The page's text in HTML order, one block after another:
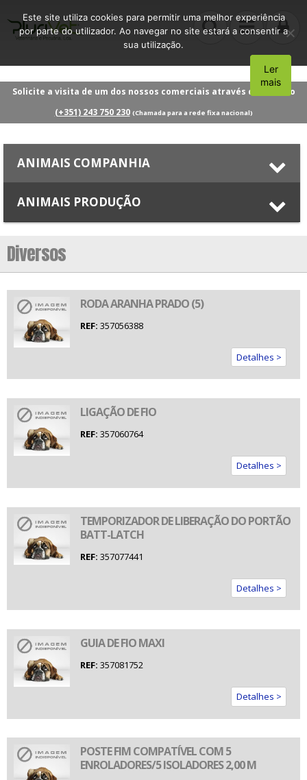
Solicite a visita de um dos nossos comerciais através do número
(+351) 243 750 230 (Chamada para a rede fixa nacional)
ANIMAIS COMPANHIA
ANIMAIS PRODUÇÃO
Diversos
RODA ARANHA PRADO (5)
REF: 357056388
Detalhes >
LIGAÇÃO DE FIO
REF: 357060764
Detalhes >
TEMPORIZADOR DE LIBERAÇÃO DO PORTÃO
BATT-LATCH
REF: 357077441
Detalhes >
GUIA DE FIO MAXI
REF: 357081752
Detalhes >
POSTE FIM COMPATÍVEL COM 5
ENROLADORES/5 ISOLADORES 2,00 M
Este site utiliza cookies para permitir uma melhor experiência
por parte do utilizador. Ao navegar no site estará a consentir a
sua utilização.
Aceito
Ler
mais